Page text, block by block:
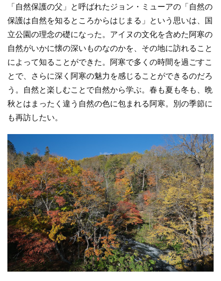
「自然保護の父」と呼ばれたジョン・ミューアの「自然の
保護は自然を知るところからはじまる」という思いは、国
立公園の理念の礎になった。アイヌの文化を含めた阿寒の
自然がいかに懐の深いものなのかを、その地に訪れること
によって知ることができた。阿寒で多くの時間を過ごすこ
とで、さらに深く阿寒の魅力を感じることができるのだろ
う。自然と楽しむことで自然から学ぶ。春も夏も冬も、晩
秋とはまったく違う自然の色に包まれる阿寒。別の季節に
も再訪したい。